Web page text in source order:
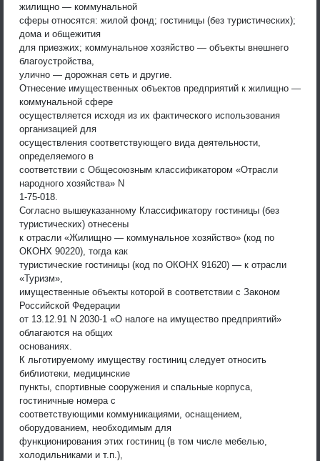
жилищно — коммунальной
сферы относятся: жилой фонд; гостиницы (без туристических);
дома и общежития
для приезжих; коммунальное хозяйство — объекты внешнего
благоустройства,
улично — дорожная сеть и другие.
Отнесение имущественных объектов предприятий к жилищно —
коммунальной сфере
осуществляется исходя из их фактического использования
организацией для
осуществления соответствующего вида деятельности,
определяемого в
соответствии с Общесоюзным классификатором «Отрасли
народного хозяйства» N
1-75-018.
Согласно вышеуказанному Классификатору гостиницы (без
туристических) отнесены
к отрасли «Жилищно — коммунальное хозяйство» (код по
ОКОНХ 90220), тогда как
туристические гостиницы (код по ОКОНХ 91620) — к отрасли
«Туризм»,
имущественные объекты которой в соответствии с Законом
Российской Федерации
от 13.12.91 N 2030-1 «О налоге на имущество предприятий»
облагаются на общих
основаниях.
К льготируемому имуществу гостиниц следует относить
библиотеки, медицинские
пункты, спортивные сооружения и спальные корпуса,
гостиничные номера с
соответствующими коммуникациями, оснащением,
оборудованием, необходимым для
функционирования этих гостиниц (в том числе мебелью,
холодильниками и т.п.),